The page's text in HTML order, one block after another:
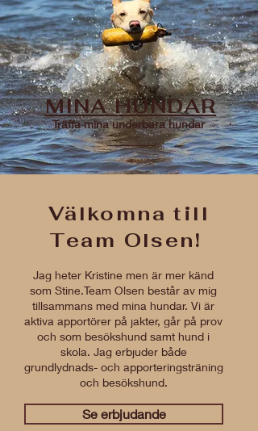
MINA HUNDAR
Träffa mina underbara hundar
Välkomna till
Team Olsen!
Jag heter Kristine men är mer känd
som Stine.Team Olsen består av mig
tillsammans med mina hundar. Vi är
aktiva apportörer på jakter, går på prov
och som besökshund samt hund i
skola. Jag erbjuder både
grundlydnads- och apporteringsträning
och besökshund.
Se erbjudande